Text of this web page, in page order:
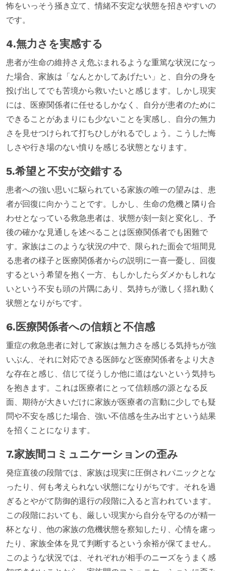
怖をいっそう掻き立て、情緒不安定な状態を招きやすいの
です。
4.無力さを実感する
患者が生命の維持さえ危ぶまれるような重篤な状況になっ
た場合、家族は「なんとかしてあげたい」と、自分の身を
投げ出してでも苦境から救いたいと感じます。しかし現実
には、医療関係者に任せるしかなく、自分が患者のために
できることがあまりにも少ないことを実感し、自分の無力
さを見せつけられて打ちひしがれるでしょう。こうした悔
しさや行き場のない憤りを感じる状態となります。
5.希望と不安が交錯する
患者への強い思いに駆られている家族の唯一の望みは、患
者が回復に向かうことです。しかし、生命の危機と隣り合
わせとなっている救急患者は、状態が刻一刻と変化し、予
後の確かな見通しを述べることは医療関係者でも困難で
す。家族はこのような状況の中で、限られた面会で垣間見
る患者の様子と医療関係者からの説明に一喜一憂し、回復
するという希望を抱く一方、もしかしたらダメかもしれな
いという不安も頭の片隅にあり、気持ちが激しく揺れ動く
状態となりがちです。
6.医療関係者への信頼と不信感
重症の救急患者に対して家族は無力さを感じる気持ちが強
いぶん、それに対応できる医師など医療関係者をより大き
な存在と感じ、信じて従うしか他に道はないという気持ち
を抱きます。これは医療者にとって信頼感の源となる反
面、期待が大きいだけに家族が医療者の言動に少しでも疑
問や不安を感じた場合、強い不信感を生み出すという結果
を招くことになります。
7.家族間コミュニケーションの歪み
発症直後の段階では、家族は現実に圧倒されパニックとな
ったり、何も考えられない状態になりがちです。それを過
ぎるとやがて防御的退行の段階に入ると言われています。
この段階においても、厳しい現実から自分を守るのが精一
杯となり、他の家族の危機状態を察知したり、心情を慮っ
たり、家族全体を見て判断するという余裕が保てません。
このような状況では、それぞれが相手のニーズをうまく感